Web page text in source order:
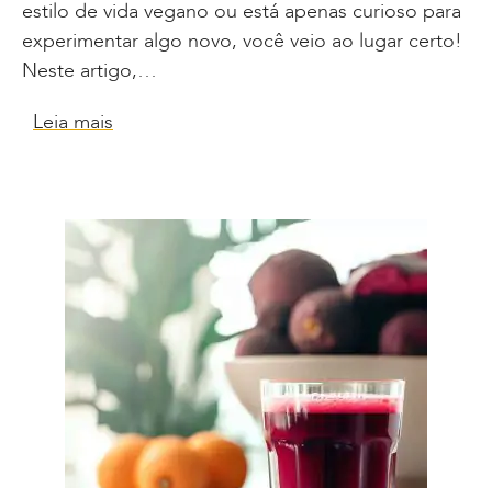
estilo de vida vegano ou está apenas curioso para
experimentar algo novo, você veio ao lugar certo!
Neste artigo,…
Leia mais